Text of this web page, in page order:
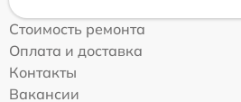
Стоимость ремонта
Оплата и доставка
Контакты
Вакансии